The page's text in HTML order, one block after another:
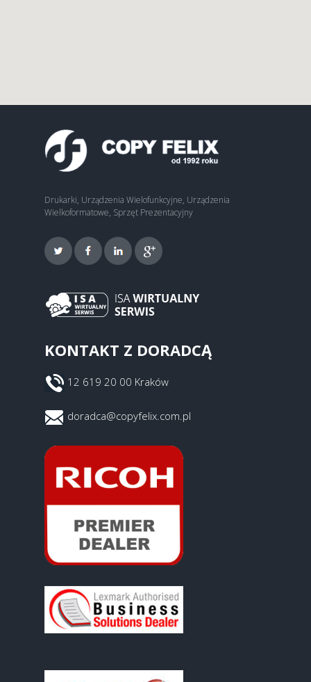
Drukarki, Urządzenia Wielofunkcyjne, Urządzenia
Wielkoformatowe, Sprzęt Prezentacyjny
KONTAKT Z DORADCĄ
12 619 20 00 Kraków
doradca@copyfelix.com.pl